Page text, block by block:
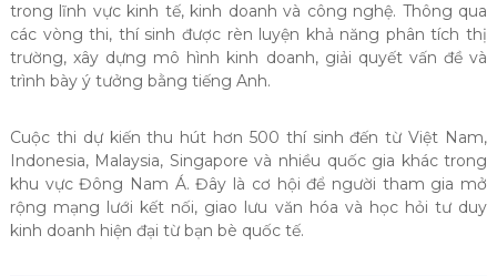
trong lĩnh vực kinh tế, kinh doanh và công nghệ. Thông qua
các vòng thi, thí sinh được rèn luyện khả năng phân tích thị
trường, xây dựng mô hình kinh doanh, giải quyết vấn đề và
trình bày ý tưởng bằng tiếng Anh.
Cuộc thi dự kiến thu hút hơn 500 thí sinh đến từ Việt Nam,
Indonesia, Malaysia, Singapore và nhiều quốc gia khác trong
khu vực Đông Nam Á. Đây là cơ hội để người tham gia mở
rộng mạng lưới kết nối, giao lưu văn hóa và học hỏi tư duy
kinh doanh hiện đại từ bạn bè quốc tế.